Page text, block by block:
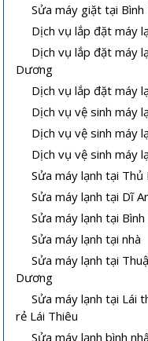
Sửa máy giặt tại
Dịch vụ lắp đặt máy
Dịch vụ lắp đặt máy
Dương
Dịch vụ lắp đặt máy
Dịch vụ vệ sinh máy
Dịch vụ vệ sinh máy
Dịch vụ vệ sinh máy
Sửa máy lạnh tại
Sửa máy lạnh tại Dĩ
Sửa máy lạnh tại
Sửa máy lạnh tại nhà
Sửa máy lạnh tại
Dương
Sửa máy lạnh tại Lái
rẻ Lái Thiêu
Sửa máy lạnh bình